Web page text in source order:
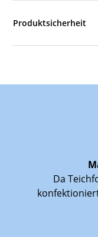
Produktsicherheit
Da